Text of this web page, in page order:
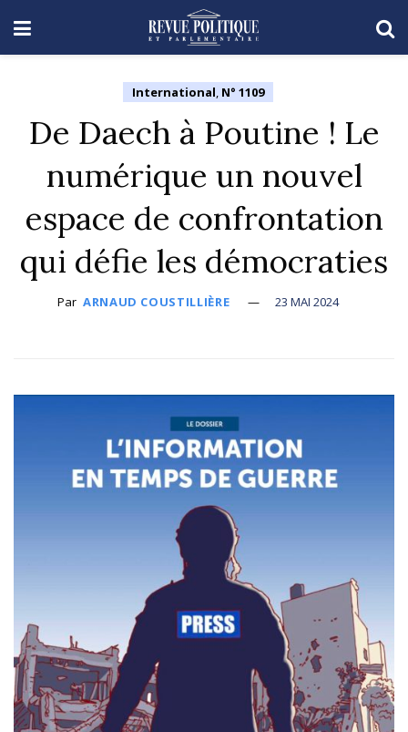
International, N° 1109
De Daech à Poutine ! Le
numérique un nouvel
espace de confrontation
qui défie les démocraties
Par ARNAUD COUSTILLIÈRE 23 MAI 2024